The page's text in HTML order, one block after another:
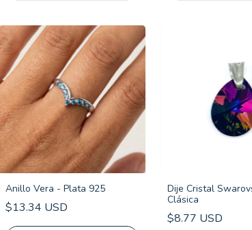
Anillo Vera - Plata 925
$13.34 USD
Dije Cristal
Clásica
$8.77 USD